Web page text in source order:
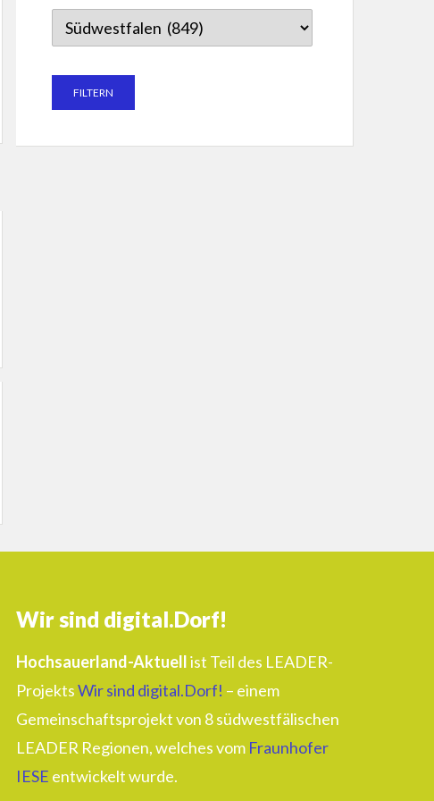
Wir sind digital.Dorf!
Hochsauerland-Aktuellist Teil des LEADER-
ProjektsWir sind digital.Dorf! – einem
Gemeinschaftsprojekt von 8 südwestfälischen
LEADER Regionen, welches vom Fraunhofer
IESE entwickelt wurde.